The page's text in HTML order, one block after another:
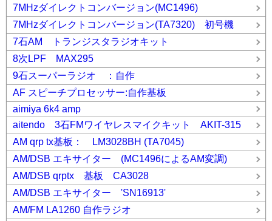
7MHzダイレクトコンバージョン(MC1496)
7MHzダイレクトコンバージョン(TA7320) 初号機
7石AM トランジスタラジオキット
8次LPF MAX295
9石スーパーラジオ ：自作
AF スピーチプロセッサー:自作基板
aimiya 6k4 amp
aitendo 3石FMワイヤレスマイクキット AKIT-315
AM qrp tx基板： LM3028BH (TA7045)
AM/DSB エキサイター (MC1496によるAM変調)
AM/DSB qrptx 基板 CA3028
AM/DSB エキサイター 'SN16913'
AM/FM LA1260 自作ラジオ